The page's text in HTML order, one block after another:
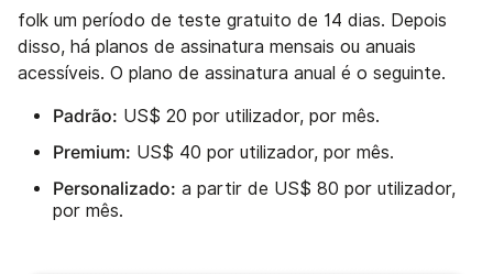
folk um período de teste gratuito de 14 dias. Depois
disso, há planos de assinatura mensais ou anuais
acessíveis. O plano de assinatura anual é o seguinte.
Padrão: US$ 20 por utilizador, por mês.
Premium: US$ 40 por utilizador, por mês.
Personalizado: a partir de US$ 80 por utilizador,
por mês.